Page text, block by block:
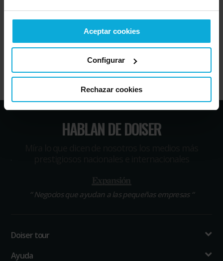
Aceptar cookies
Configurar
Rechazar cookies
TOP del momento
Servicios más demandados
HABLAN DE DOISER
“Negocios que ayudan a las pequeñas empresas “
Doiser tour
Ayuda